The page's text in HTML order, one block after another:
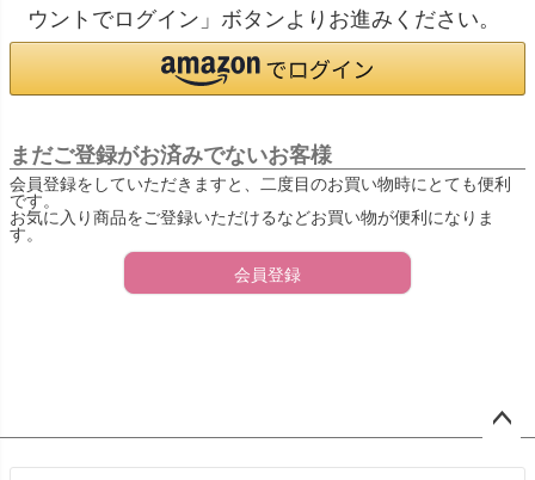
ウントでログイン」ボタンよりお進みください。
まだご登録がお済みでないお客様
会員登録をしていただきますと、二度目のお買い物時にとても便利
です。
お気に入り商品をご登録いただけるなどお買い物が便利になりま
す。
会員登録
ジト